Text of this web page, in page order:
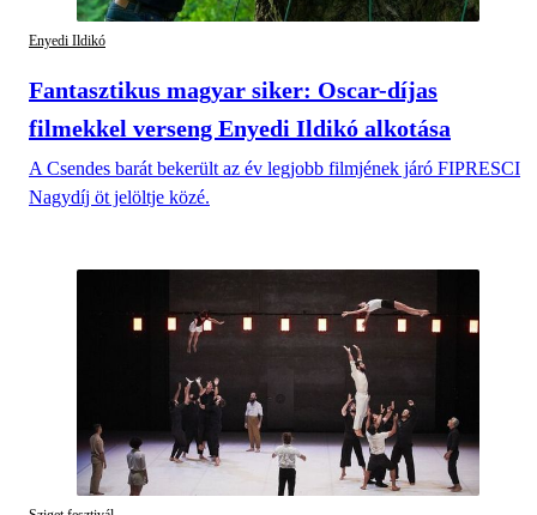
Enyedi Ildikó
Fantasztikus magyar siker: Oscar-díjas
filmekkel verseng Enyedi Ildikó alkotása
A Csendes barát bekerült az év legjobb filmjének járó FIPRESCI
Nagydíj öt jelöltje közé.